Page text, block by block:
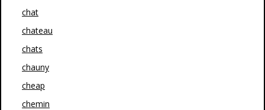
chat
chateau
chats
chauny
cheap
chemin